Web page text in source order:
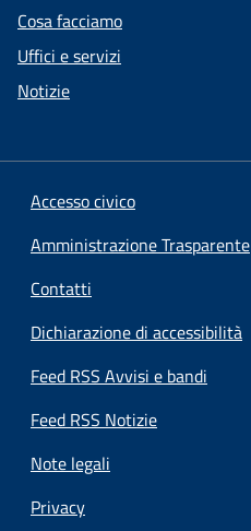
Cosa facciamo
Uffici e servizi
Notizie
Accesso civico
Amministrazione Trasparente
Contatti
Dichiarazione di accessibilità
Feed RSS Avvisi e bandi
Feed RSS Notizie
Note legali
Privacy